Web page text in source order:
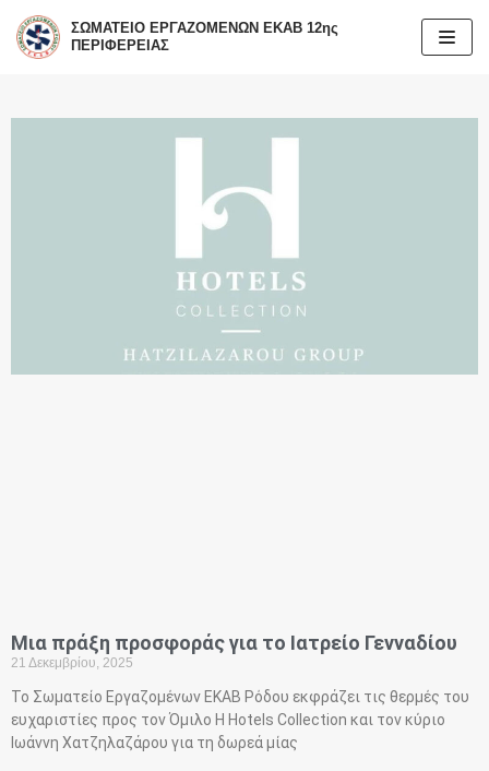
Μεταπηδήστε
περιεχόμενο
ΣΩΜΑΤΕΙΟ ΕΡΓΑΖΟΜΕΝΩΝ ΕΚΑΒ 12ης
ΠΕΡΙΦΕΡΕΙΑΣ
Μια πράξη προσφοράς για το Ιατρείο Γενναδίου
21 Δεκεμβρίου, 2025
Το Σωματείο Εργαζομένων ΕΚΑΒ Ρόδου εκφράζει τις θερμές του
ευχαριστίες προς τον Όμιλο H Hotels Collection και τον κύριο
Ιωάννη Χατζηλαζάρου για τη δωρεά μίας